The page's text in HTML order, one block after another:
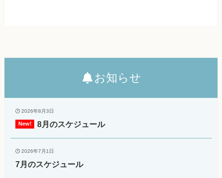
お知らせ
2026年8月3日
8月のスケジュール
2026年7月1日
7月のスケジュール